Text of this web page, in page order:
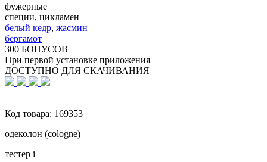
фужерные
специи, цикламен
белый кедр, жасмин
бергамот
300 БОНУСОВ
При первой установке приложения
ДОСТУПНО ДЛЯ СКАЧИВАНИЯ
Код товара: 169353
одеколон (cologne)
тестер i